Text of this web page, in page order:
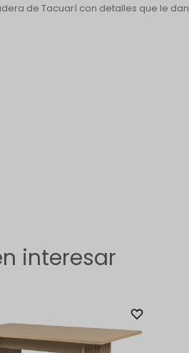
de Tacuarí con detalles que le dan
interesar